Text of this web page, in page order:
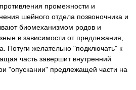
промежности и
шейного отдела позвоночника и
биомеханизмом родов и
в зависимости от предлежания,
Потуги желательно "подключать" к
часть завершит внутренний
"опускании" предлежащей части на